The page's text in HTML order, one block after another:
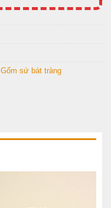
Gốm sứ bát tràng